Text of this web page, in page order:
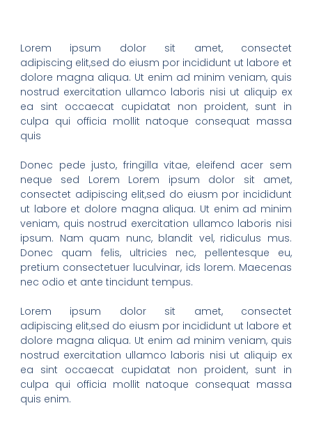
Lorem ipsum dolor sit amet, consectet
adipiscing elit,sed do eiusm por incididunt ut labore et
dolore magna aliqua. Ut enim ad minim veniam, quis
nostrud exercitation ullamco laboris nisi ut aliquip ex
ea sint occaecat cupidatat non proident, sunt in
culpa qui officia mollit natoque consequat massa
quis
Donec pede justo, fringilla vitae, eleifend acer sem
neque sed Lorem Lorem ipsum dolor sit amet,
consectet adipiscing elit,sed do eiusm por incididunt
ut labore et dolore magna aliqua. Ut enim ad minim
veniam, quis nostrud exercitation ullamco laboris nisi
ipsum. Nam quam nunc, blandit vel, ridiculus mus.
Donec quam felis, ultricies nec, pellentesque eu,
pretium consectetuer luculvinar, ids lorem. Maecenas
nec odio et ante tincidunt tempus.
Lorem ipsum dolor sit amet, consectet
adipiscing elit,sed do eiusm por incididunt ut labore et
dolore magna aliqua. Ut enim ad minim veniam, quis
nostrud exercitation ullamco laboris nisi ut aliquip ex
ea sint occaecat cupidatat non proident, sunt in
culpa qui officia mollit natoque consequat massa
quis enim.